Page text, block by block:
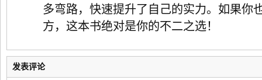
多弯路，快速提升了自己的实力。如果你
方，这本书绝对是你的不二之选！
发表评论